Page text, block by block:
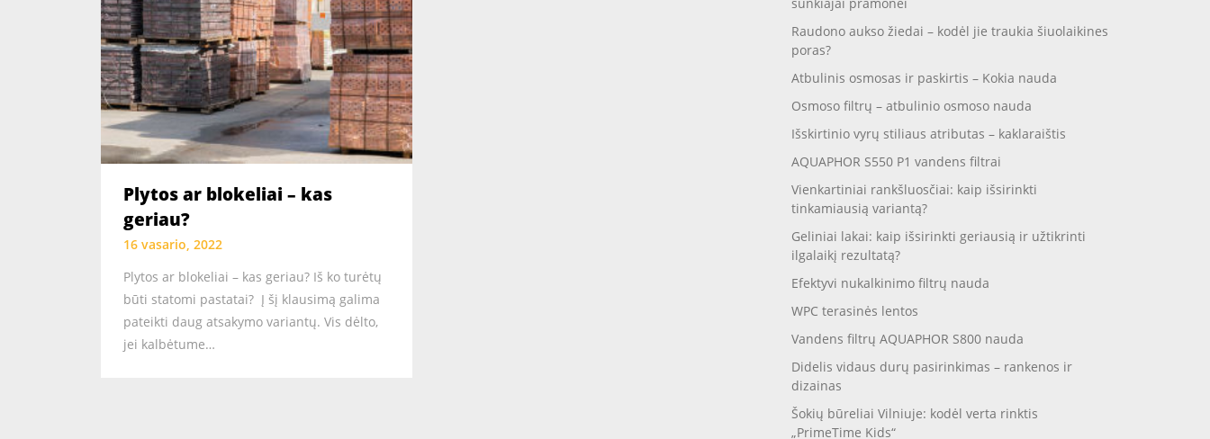
Plytos ar blokeliai – kas
geriau?
16 vasario, 2022
Plytos ar blokeliai – kas geriau? Iš ko turėtų
būti statomi pastatai? Į šį klausimą galima
pateikti daug atsakymo variantų. Vis dėlto,
jei kalbėtume…
sunkiajai pramonei
Raudono aukso žiedai – kodėl jie traukia šiuolaikines
poras?
Atbulinis osmosas ir paskirtis – Kokia nauda
Osmoso filtrų – atbulinio osmoso nauda
Išskirtinio vyrų stiliaus atributas – kaklaraištis
AQUAPHOR S550 P1 vandens filtrai
Vienkartiniai rankšluosčiai: kaip išsirinkti
tinkamiausią variantą?
Geliniai lakai: kaip išsirinkti geriausią ir užtikrinti
ilgalaikį rezultatą?
Efektyvi nukalkinimo filtrų nauda
WPC terasinės lentos
Vandens filtrų AQUAPHOR S800 nauda
Didelis vidaus durų pasirinkimas – rankenos ir
dizainas
Šokių būreliai Vilniuje: kodėl verta rinktis
„PrimeTime Kids“